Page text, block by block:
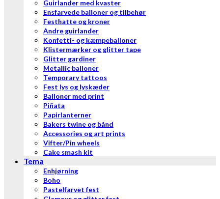
Guirlander med kvaster
Ensfarvede balloner og tilbehør
Festhatte og kroner
Andre guirlander
Konfetti- og kæmpeballoner
Klistermærker og glitter tape
Glitter gardiner
Metallic balloner
Temporary tattoos
Fest lys og lyskæder
Balloner med print
Piñata
Papirlanterner
Bakers twine og bånd
Accessories og art prints
Vifter/Pin wheels
Cake smash kit
Tema
Enhjørning
Boho
Pastelfarvet fest